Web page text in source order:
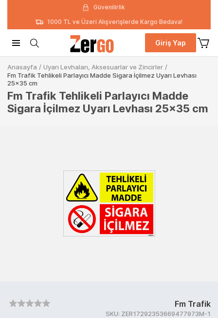
Güvenilirlik
1000 TL ve Üzeri Alışverişlerde Kargo Bedava!
Giriş Yap
Anasayfa / Uyarı Levhaları, Aksesuarlar ve Zincirler /
Fm Trafik Tehlikeli Parlayıcı Madde Sigara İçilmez Uyarı Levhası
25x35 cm
Fm Trafik Tehlikeli Parlayıcı Madde
Sigara İçilmez Uyarı Levhası 25x35 cm
Fm Trafik
SKU: ZER17292353669477973M-1